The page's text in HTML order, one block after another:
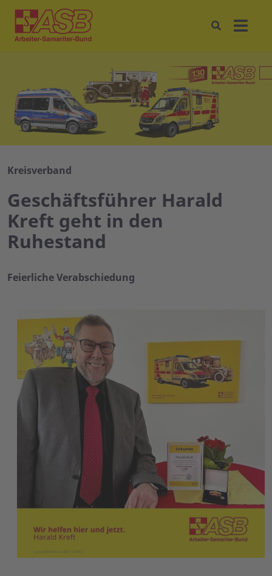
Kreisverband
Geschäftsführer Harald
Kreft geht in den
Ruhestand
Feierliche Verabschiedung